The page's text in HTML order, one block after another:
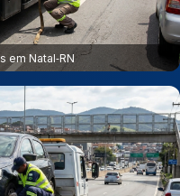
em Natal‑RN